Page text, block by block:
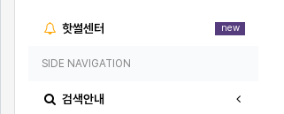
핫썰센터 new
SIDE NAVIGATION
검색안내